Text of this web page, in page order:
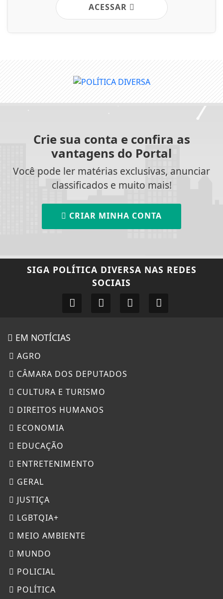
ACESSAR
Crie sua conta e confira as
vantagens do Portal
Você pode ler matérias exclusivas, anunciar
classificados e muito mais!
CRIAR MINHA CONTA
SIGA POLÍTICA DIVERSA NAS REDES
SOCIAIS
EM NOTÍCIAS
AGRO
CÂMARA DOS DEPUTADOS
CULTURA E TURISMO
DIREITOS HUMANOS
ECONOMIA
EDUCAÇÃO
ENTRETENIMENTO
GERAL
JUSTIÇA
LGBTQIA+
MEIO AMBIENTE
MUNDO
POLICIAL
POLÍTICA